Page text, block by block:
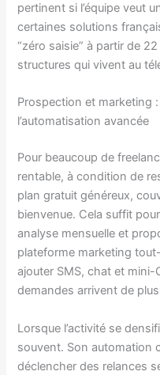
pertinent si l’équipe veut
certaines solutions
“zéro saisie” à partir de
structures qui vivent au
Prospection et marketing :
l’automatisation avancée
Pour beaucoup de
rentable, à condition de
plan gratuit généreux,
bienvenue. Cela suffit
analyse mensuelle et
plateforme marketing
ajouter SMS, chat et mini-
demandes arrivent de
Lorsque l’activité se
souvent. Son automation
déclencher des relances